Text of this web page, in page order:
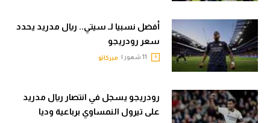
أفضل نسبيا لـ سيتي.. ريال مدريد يحدد
سعر رودريجو
ميركاتو
رودريجو يسجل في انتصار ريال مدريد
على تيرول النمساوي برباعية وديا